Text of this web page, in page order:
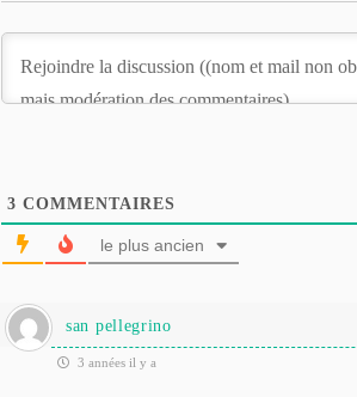
3 COMMENTAIRES
le plus ancien
san pellegrino
3 années il y a